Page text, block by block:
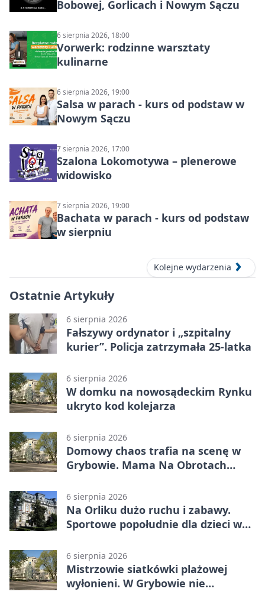
Bobowej, Gorlicach i Nowym Sączu
6 sierpnia 2026, 18:00
Vorwerk: rodzinne warsztaty
kulinarne
6 sierpnia 2026, 19:00
Salsa w parach - kurs od podstaw w
Nowym Sączu
7 sierpnia 2026, 17:00
Szalona Lokomotywa – plenerowe
widowisko
7 sierpnia 2026, 19:00
Bachata w parach - kurs od podstaw
w sierpniu
Kolejne wydarzenia
Ostatnie Artykuły
6 sierpnia 2026
Fałszywy ordynator i „szpitalny
kurier”. Policja zatrzymała 25-latka
6 sierpnia 2026
W domku na nowosądeckim Rynku
ukryto kod kolejarza
6 sierpnia 2026
Domowy chaos trafia na scenę w
Grybowie. Mama Na Obrotach
6 sierpnia 2026
Na Orliku dużo ruchu i zabawy.
Sportowe popołudnie dla dzieci w
6 sierpnia 2026
Mistrzowie siatkówki plażowej
wyłonieni. W Grybowie nie